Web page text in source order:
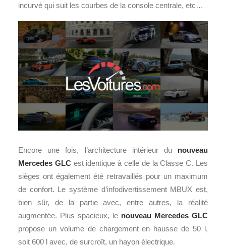
incurvé qui suit les courbes de la console centrale, etc…
Encore une fois, l’architecture intérieur du nouveau
Mercedes GLCest identique à celle de la Classe C. Les
sièges ont également été retravaillés pour un maximum
de confort. Le système d’infodivertissement MBUX est,
bien sûr, de la partie avec, entre autres, la réalité
augmentée. Plus spacieux, le nouveau Mercedes GLC
propose un volume de chargement en hausse de 50 l,
soit 600 l avec, de surcroît, un hayon électrique.